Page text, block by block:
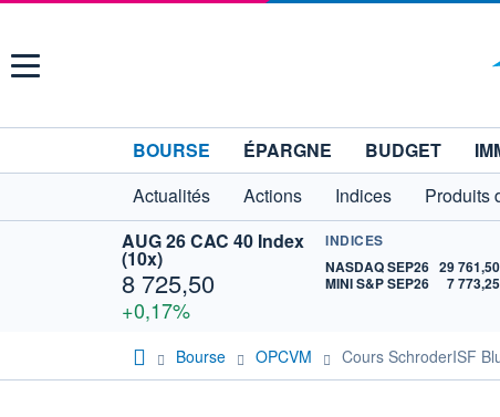
Menu
BOURSE ÉPARGNE BUDGET
Actualités
Actions Indices Produits
AUG 26 CAC 40 Index
(10x)
8 725,50
+0,17%
INDICES
NASDAQ SEP26 29 761,50
MINI S&P SEP26
7 773,25
Bourse OPCVM Cours SchroderISF